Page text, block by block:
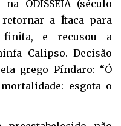
ODISSEIA (século
a Ítaca para
finita, e recusou a
Calipso. Decisão
grego Píndaro: “Ó
esgota o